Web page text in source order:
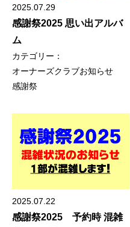
2025.07.29
感謝祭2025 思い出アルバ
ム
カテゴリー：
オーナーズクラブお知らせ
感謝祭
2025.07.22
感謝祭2025 予約時 混雑